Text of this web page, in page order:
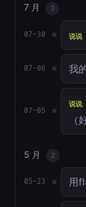
7 月 3
07-30 说说
07-06 我
07-05
说说
5 月 2
05-23 用